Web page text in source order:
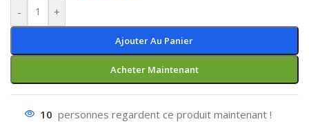
- +
Ajouter Au Panier
Acheter Maintenant
10 personnes regardent ce produit maintenant !